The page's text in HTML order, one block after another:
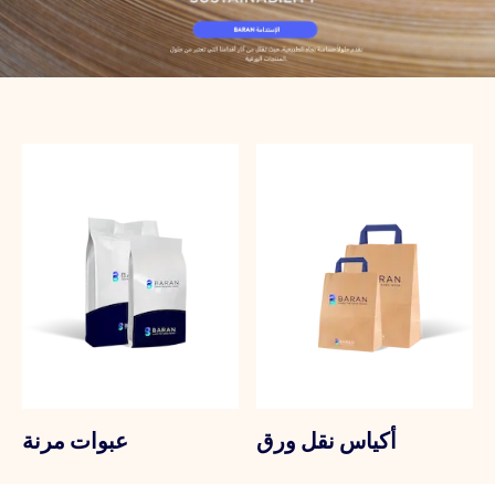
عبوات مرنة أكياس نقل ورق